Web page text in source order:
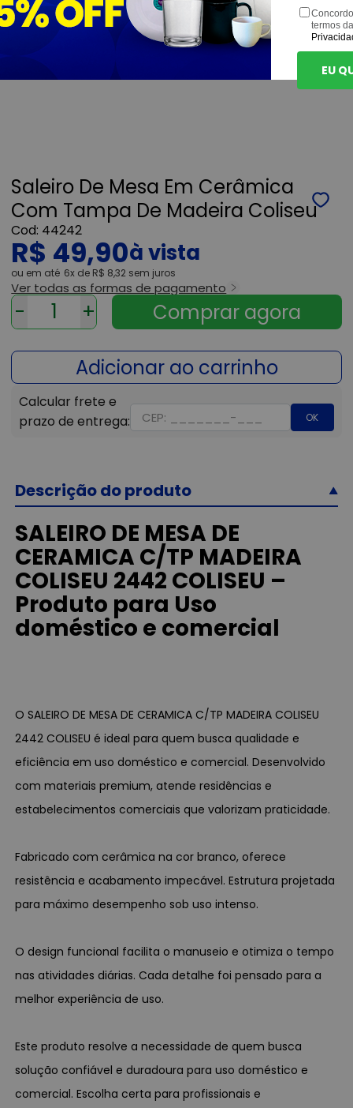
Saleiro De Mesa Em Cerâmica
Com Tampa De Madeira Coliseu
44242
R$ 49,90
ou 6x de R$ 8,32 sem juros
Ver todas as formas de pagamento
- +
OK
Descrição do produto
SALEIRO DE MESA DE
CERAMICA C/TP MADEIRA
COLISEU 2442 COLISEU –
Produto para Uso
doméstico e comercial
O SALEIRO DE MESA DE CERAMICA C/TP MADEIRA COLISEU
2442 COLISEU é ideal para quem busca qualidade e
eficiência em uso doméstico e comercial. Desenvolvido
com materiais premium, atende residências e
estabelecimentos comerciais que valorizam praticidade.
Fabricado com cerâmica na cor branco, oferece
resistência e acabamento impecável. Estrutura projetada
para máximo desempenho sob uso intenso.
O design funcional facilita o manuseio e otimiza o tempo
nas atividades diárias. Cada detalhe foi pensado para a
melhor experiência de uso.
Este produto resolve a necessidade de quem busca
solução confiável e duradoura para uso doméstico e
comercial. Escolha certa para profissionais e
termos
EU